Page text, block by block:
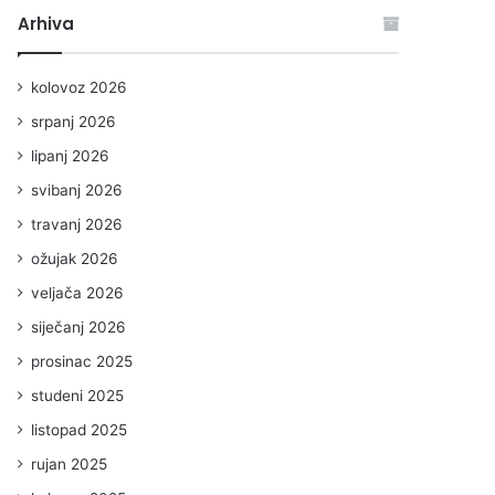
Arhiva
kolovoz 2026
srpanj 2026
lipanj 2026
svibanj 2026
travanj 2026
ožujak 2026
veljača 2026
siječanj 2026
prosinac 2025
studeni 2025
listopad 2025
rujan 2025